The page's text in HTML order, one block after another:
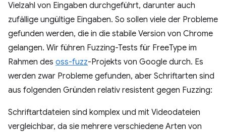
Vielzahl von Eingaben durchgeführt, darunter auch
zufällige ungültige Eingaben. So sollen viele der Probleme
gefunden werden, die in die stabile Version von Chrome
gelangen. Wir führen Fuzzing-Tests für FreeType im
Rahmen des oss-fuzz-Projekts von Google durch. Es
werden zwar Probleme gefunden, aber Schriftarten sind
aus folgenden Gründen relativ resistent gegen Fuzzing:
Schriftartdateien sind komplex und mit Videodateien
vergleichbar, da sie mehrere verschiedene Arten von